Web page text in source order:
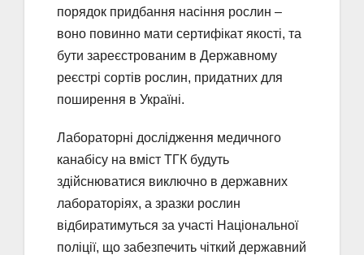
порядок придбання насіння рослин –
воно повинно мати сертифікат якості, та
бути зареєстрованим в Державному
реєстрі сортів рослин, придатних для
поширення в Україні.
Лабораторні дослідження медичного
канабісу на вміст ТГК будуть
здійснюватися виключно в державних
лабораторіях, а зразки рослин
відбиратимуться за участі Національної
поліції, що забезпечить чіткий державний